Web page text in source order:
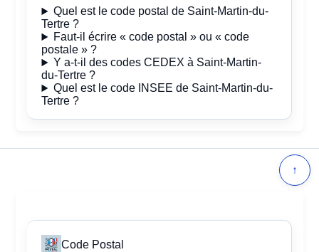
Quel est le code postal de Saint-Martin-du-
Tertre ?
Faut-il écrire « code postal » ou « code
postale » ?
Y a-t-il des codes CEDEX à Saint-Martin-
du-Tertre ?
Quel est le code INSEE de Saint-Martin-du-
Tertre ?
↑
Code Postal